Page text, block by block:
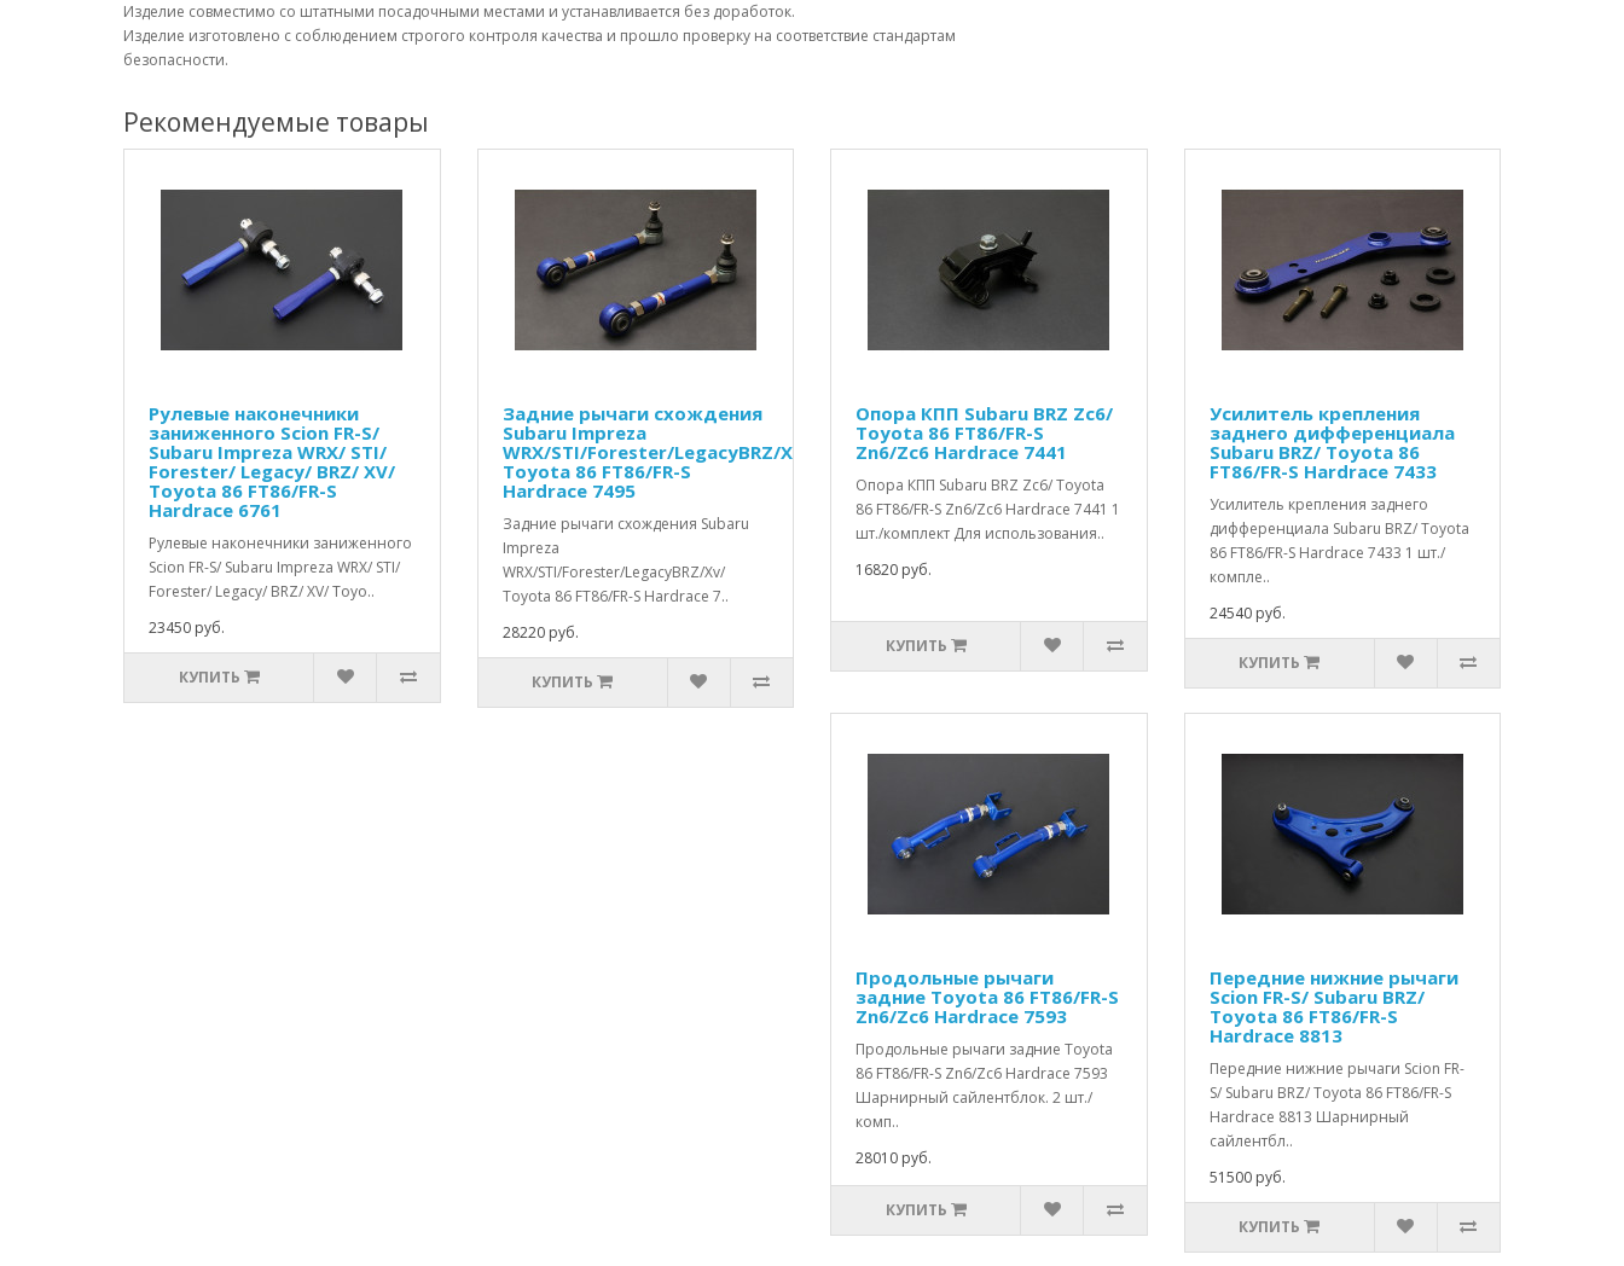
Изделие совместимо со штатными посадочными местами и устанавливается без доработок.
Изделие изготовлено с соблюдением строгого контроля качества и прошло проверку на соответствие стандартам
безопасности.
Рекомендуемые товары
Рулевые наконечники
заниженного Scion FR-S/
Subaru Impreza WRX/ STI/
Forester/ Legacy/ BRZ/ XV/
Toyota 86 FT86/FR-S
Hardrace 6761
Рулевые наконечники заниженного
Scion FR-S/ Subaru Impreza WRX/ STI/
Forester/ Legacy/ BRZ/ XV/ Toyo..
23450 руб.
КУПИТЬ
Задние рычаги схождения
Subaru Impreza
WRX/STI/Forester/LegacyBRZ/Xv/
Toyota 86 FT86/FR-S
Hardrace 7495
Задние рычаги схождения Subaru
Impreza
WRX/STI/Forester/LegacyBRZ/Xv/
Toyota 86 FT86/FR-S Hardrace 7..
28220 руб.
КУПИТЬ
Опора КПП Subaru BRZ Zc6/
Toyota 86 FT86/FR-S
Zn6/Zc6 Hardrace 7441
Опора КПП Subaru BRZ Zc6/ Toyota
86 FT86/FR-S Zn6/Zc6 Hardrace 7441 1
шт./комплект Для использования..
16820 руб.
КУПИТЬ
Усилитель крепления
заднего дифференциала
Subaru BRZ/ Toyota 86
FT86/FR-S Hardrace 7433
Усилитель крепления заднего
дифференциала Subaru BRZ/ Toyota
86 FT86/FR-S Hardrace 7433 1 шт./
компле..
24540 руб.
КУПИТЬ
Продольные рычаги
задние Toyota 86 FT86/FR-S
Zn6/Zc6 Hardrace 7593
Продольные рычаги задние Toyota
86 FT86/FR-S Zn6/Zc6 Hardrace 7593
Шарнирный сайлентблок. 2 шт./
комп..
28010 руб.
КУПИТЬ
Передние нижние рычаги
Scion FR-S/ Subaru BRZ/
Toyota 86 FT86/FR-S
Hardrace 8813
Передние нижние рычаги Scion FR-
S/ Subaru BRZ/ Toyota 86 FT86/FR-S
Hardrace 8813 Шарнирный
сайлентбл..
51500 руб.
КУПИТЬ